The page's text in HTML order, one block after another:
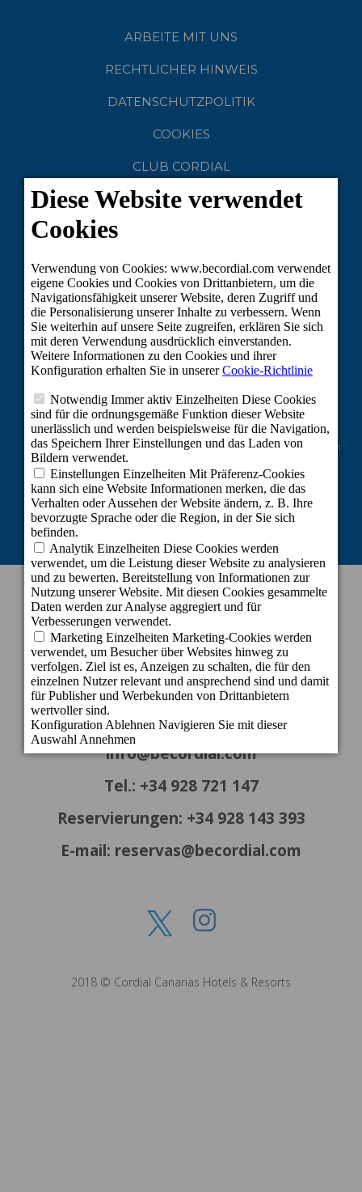
ARBEITE MIT UNS
RECHTLICHER HINWEIS
DATENSCHUTZPOLITIK
COOKIES
CLUB CORDIAL
NACHHALTIGER TOURISMOS
Vom Europäischen Fonds für regionale Entwicklung kofinanziertes Projekt im
Rahmen der Reaktion der Union auf die COVID-19-Pandemie: Zuschüsse der
Linie 2 zur Aufrechterhaltung der Tätigkeit von Selbstständigen und kleinen
und mittleren Unternehmen in den von der COVID-19-Krise am stärksten
betroffenen Sektoren.
KONTAKT INFORMATION
Zentrale
c/ Cartago, 22. El Tablero
35109 San Bartolomé de Tirajana - Gran
info@becordial.com
Tel.: +34 928 721 147
Reservierungen: +34 928 143 393
E-mail: reservas@becordial.com
2018 © Cordial Canarias Hotels & Resorts